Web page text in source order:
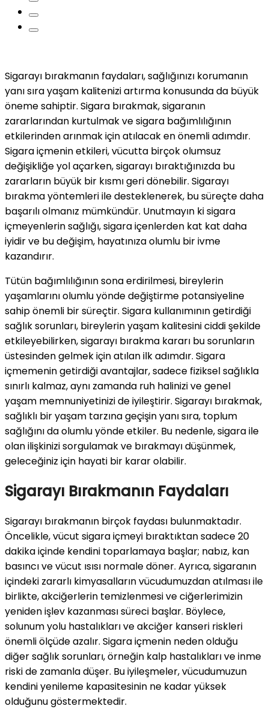
Sigarayı bırakmanın faydaları, sağlığınızı korumanın
yanı sıra yaşam kalitenizi artırma konusunda da büyük
öneme sahiptir. Sigara bırakmak, sigaranın
zararlarından kurtulmak ve sigara bağımlılığının
etkilerinden arınmak için atılacak en önemli adımdır.
Sigara içmenin etkileri, vücutta birçok olumsuz
değişikliğe yol açarken, sigarayı bıraktığınızda bu
zararların büyük bir kısmı geri dönebilir. Sigarayı
bırakma yöntemleri ile desteklenerek, bu süreçte daha
başarılı olmanız mümkündür. Unutmayın ki sigara
içmeyenlerin sağlığı, sigara içenlerden kat kat daha
iyidir ve bu değişim, hayatınıza olumlu bir ivme
kazandırır.
Tütün bağımlılığının sona erdirilmesi, bireylerin
yaşamlarını olumlu yönde değiştirme potansiyeline
sahip önemli bir süreçtir. Sigara kullanımının getirdiği
sağlık sorunları, bireylerin yaşam kalitesini ciddi şekilde
etkileyebilirken, sigarayı bırakma kararı bu sorunların
üstesinden gelmek için atılan ilk adımdır. Sigara
içmemenin getirdiği avantajlar, sadece fiziksel sağlıkla
sınırlı kalmaz, aynı zamanda ruh halinizi ve genel
yaşam memnuniyetinizi de iyileştirir. Sigarayı bırakmak,
sağlıklı bir yaşam tarzına geçişin yanı sıra, toplum
sağlığını da olumlu yönde etkiler. Bu nedenle, sigara ile
olan ilişkinizi sorgulamak ve bırakmayı düşünmek,
geleceğiniz için hayati bir karar olabilir.
Sigarayı Bırakmanın Faydaları
Sigarayı bırakmanın birçok faydası bulunmaktadır.
Öncelikle, vücut sigara içmeyi bıraktıktan sadece 20
dakika içinde kendini toparlamaya başlar; nabız, kan
basıncı ve vücut ısısı normale döner. Ayrıca, sigaranın
içindeki zararlı kimyasalların vücudumuzdan atılması ile
birlikte, akciğerlerin temizlenmesi ve ciğerlerimizin
yeniden işlev kazanması süreci başlar. Böylece,
solunum yolu hastalıkları ve akciğer kanseri riskleri
önemli ölçüde azalır. Sigara içmenin neden olduğu
diğer sağlık sorunları, örneğin kalp hastalıkları ve inme
riski de zamanla düşer. Bu iyileşmeler, vücudumuzun
kendini yenileme kapasitesinin ne kadar yüksek
olduğunu göstermektedir.